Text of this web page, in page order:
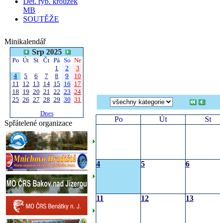
MB
SOUTĚŽE
Minikalendář
Srp 2025
Po Út St Čt Pá So Ne
1
2
3
4
5 6 7 8 9
10
11 12 13 14 15 16 17
18 19 20 21 22 23 24
25 26 27 28 29 30 31
Dnes
Spřátelené organizace Po Út St
4 5 6
11 12 13